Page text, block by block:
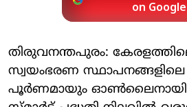
on Google
തിരുവനന്തപുരം:
സ്വയംഭരണ
പൂര്‍ണമായും ഓണ്‍ലൈനായി